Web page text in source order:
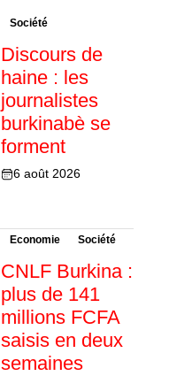
Société
Discours de
haine : les
journalistes
burkinabè se
forment
6 août 2026
Economie Société
CNLF Burkina :
plus de 141
millions FCFA
saisis en deux
semaines